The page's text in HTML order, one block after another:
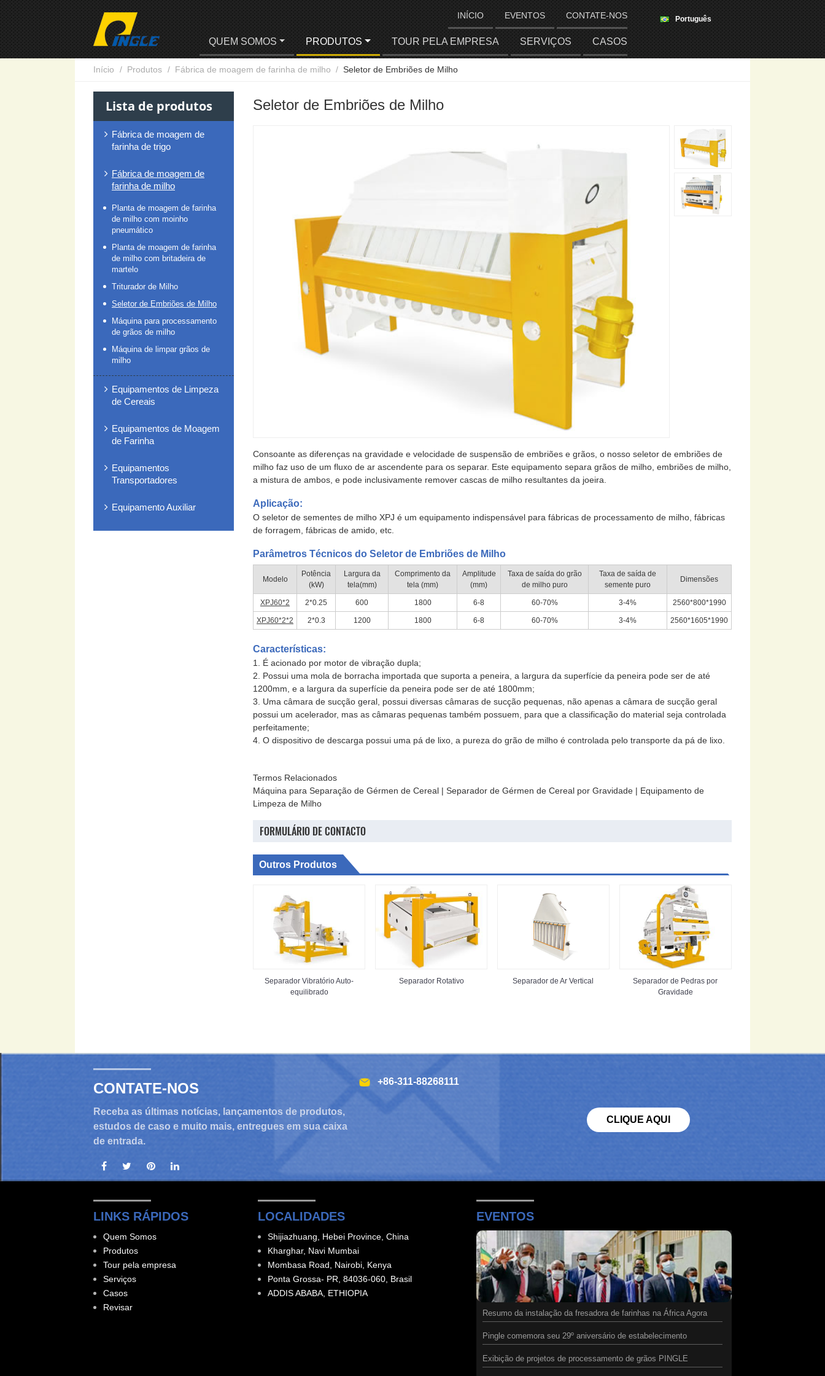
Português
INÍCIO EVENTOS CONTATE-NOS
QUEM SOMOS PRODUTOS TOUR PELA EMPRESA SERVIÇOS CASOS
Início Produtos Fábrica de moagem de farinha de milho Seletor de Embriões de Milho
Seletor de Embriões de Milho
Consoante as diferenças na gravidade e velocidade de suspensão de embriões e grãos, o nosso seletor de embriões de
milho faz uso de um fluxo de ar ascendente para os separar. Este equipamento separa grãos de milho, embriões de milho,
a mistura de ambos, e pode inclusivamente remover cascas de milho resultantes da joeira.
Aplicação:
O seletor de sementes de milho XPJ é um equipamento indispensável para fábricas de processamento de milho, fábricas
de forragem, fábricas de amido, etc.
Parâmetros Técnicos do Seletor de Embriões de Milho
Modelo
Potência
(kW)
Largura da
tela(mm)
Comprimento da
tela (mm)
Amplitude
(mm)
Taxa de saída do grão
de milho puro
Taxa de saída de
semente puro
Dimensões
XPJ60*2 2*0.25 600 1800 6-8 60-70% 3-4% 2560*800*1990
XPJ60*2*2 2*0.3 1200 1800 6-8 60-70% 3-4% 2560*1605*1990
Características:
1. É acionado por motor de vibração dupla;
2. Possui uma mola de borracha importada que suporta a peneira, a largura da superfície da peneira pode ser de até
1200mm, e a largura da superfície da peneira pode ser de até 1800mm;
3. Uma câmara de sucção geral, possui diversas câmaras de sucção pequenas, não apenas a câmara de sucção geral
possui um acelerador, mas as câmaras pequenas também possuem, para que a classificação do material seja controlada
perfeitamente;
4. O dispositivo de descarga possui uma pá de lixo, a pureza do grão de milho é controlada pelo transporte da pá de lixo.
Termos Relacionados
Máquina para Separação de Gérmen de Cereal | Separador de Gérmen de Cereal por Gravidade | Equipamento de
Limpeza de Milho
FORMULÁRIO DE CONTACTO
Outros Produtos
Separador Vibratório Auto-
equilibrado
Separador Rotativo Separador de Ar Vertical
Separador de Pedras por
Gravidade
Lista de produtos
Fábrica de moagem de
farinha de trigo
Fábrica de moagem de
farinha de milho
Planta de moagem de farinha
de milho com moinho
pneumático
Planta de moagem de farinha
de milho com britadeira de
martelo
Triturador de Milho
Seletor de Embriões de Milho
Máquina para processamento
de grãos de milho
Máquina de limpar grãos de
milho
Equipamentos de Limpeza
de Cereais
Equipamentos de Moagem
de Farinha
Equipamentos
Transportadores
Equipamento Auxiliar
CONTATE-NOS
Receba as últimas notícias, lançamentos de produtos,
estudos de caso e muito mais, entregues em sua caixa
de entrada.
+86-311-88268111
CLIQUE AQUI
LINKS RÁPIDOS
Quem Somos
Produtos
Tour pela empresa
Serviços
Casos
Revisar
LOCALIDADES
Shijiazhuang, Hebei Province, China
Kharghar, Navi Mumbai
Mombasa Road, Nairobi, Kenya
Ponta Grossa- PR, 84036-060, Brasil
ADDIS ABABA, ETHIOPIA
EVENTOS
Resumo da instalação da fresadora de farinhas na África Agora
Pingle comemora seu 29º aniversário de estabelecimento
Exibição de projetos de processamento de grãos PINGLE